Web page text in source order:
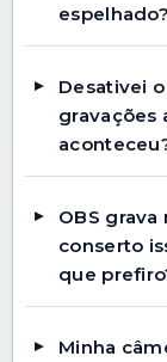
espelhado?
Desativei
gravações
OBS
conserto
que
Minha